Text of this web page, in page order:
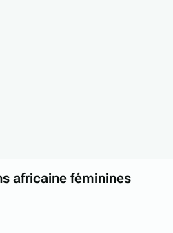
africaine féminines